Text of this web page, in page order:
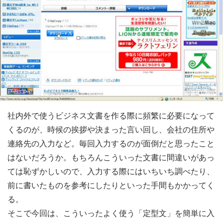
社内外で使うビジネス文書を作る際に頻繁に必要になって
くるのが、時候の挨拶や決まった言い回し、会社の住所や
連絡先の入力など。毎回入力するのが面倒だと思ったこと
はないだろうか。もちろんこういった文書に間違いがあっ
ては恥ずかしいので、入力する際にはいちいち調べたり、
前に書いたものを参考にしたりといった手間もかかってく
る。
そこで今回は、こういったよく使う「定型文」を簡単に入